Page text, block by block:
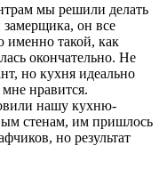
мы решили делать
он все
именно такой, как
окончательно. Не
но кухня идеально
нравится.
нашу кухню-
стенам, им пришлось
но результат